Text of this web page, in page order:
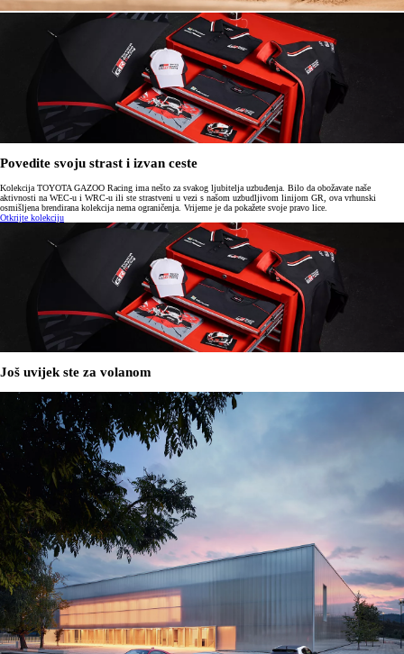
Povedite svoju strast i izvan ceste
Kolekcija TOYOTA GAZOO Racing ima nešto za svakog ljubitelja uzbuđenja. Bilo da obožavate naše
aktivnosti na WEC-u i WRC-u ili ste strastveni u vezi s našom uzbudljivom linijom GR, ova vrhunski
osmišljena brendirana kolekcija nema ograničenja. Vrijeme je da pokažete svoje pravo lice.
Otkrijte kolekciju
Još uvijek ste za volanom